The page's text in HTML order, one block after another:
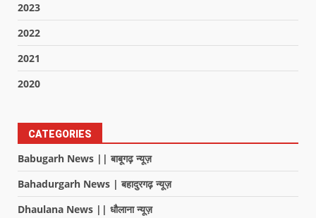
2023
2022
2021
2020
CATEGORIES
Babugarh News || बाबूगढ़ न्यूज़
Bahadurgarh News | बहादुरगढ़ न्यूज़
Dhaulana News || धौलाना न्यूज़